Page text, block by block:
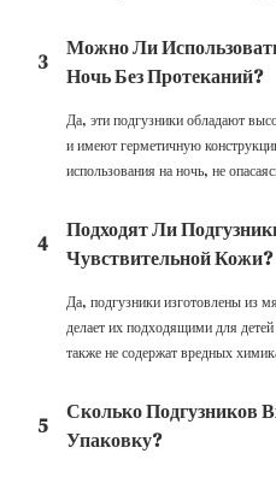
3
Можно Ли
Ночь Без Протеканий?
Да, эти подгузники обладают
и имеют герметичную
использования на ночь, не
4
Подходят Ли
Чувствительной Кожи?
Да, подгузники изготовлены из
делает их подходящими для
также не содержат вредных
5
Сколько Подгузников
Упаковку?